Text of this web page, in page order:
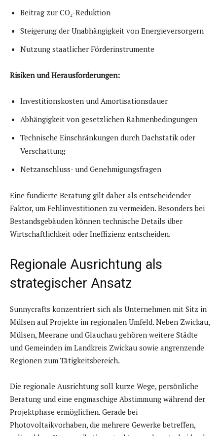
Beitrag zur CO₂-Reduktion
Steigerung der Unabhängigkeit von Energieversorgern
Nutzung staatlicher Förderinstrumente
Risiken und Herausforderungen:
Investitionskosten und Amortisationsdauer
Abhängigkeit von gesetzlichen Rahmenbedingungen
Technische Einschränkungen durch Dachstatik oder
Verschattung
Netzanschluss- und Genehmigungsfragen
Eine fundierte Beratung gilt daher als entscheidender
Faktor, um Fehlinvestitionen zu vermeiden. Besonders bei
Bestandsgebäuden können technische Details über
Wirtschaftlichkeit oder Ineffizienz entscheiden.
Regionale Ausrichtung als
strategischer Ansatz
Sunnycrafts konzentriert sich als Unternehmen mit Sitz in
Mülsen auf Projekte im regionalen Umfeld. Neben Zwickau,
Mülsen, Meerane und Glauchau gehören weitere Städte
und Gemeinden im Landkreis Zwickau sowie angrenzende
Regionen zum Tätigkeitsbereich.
Die regionale Ausrichtung soll kurze Wege, persönliche
Beratung und eine engmaschige Abstimmung während der
Projektphase ermöglichen. Gerade bei
Photovoltaikvorhaben, die mehrere Gewerke betreffen,